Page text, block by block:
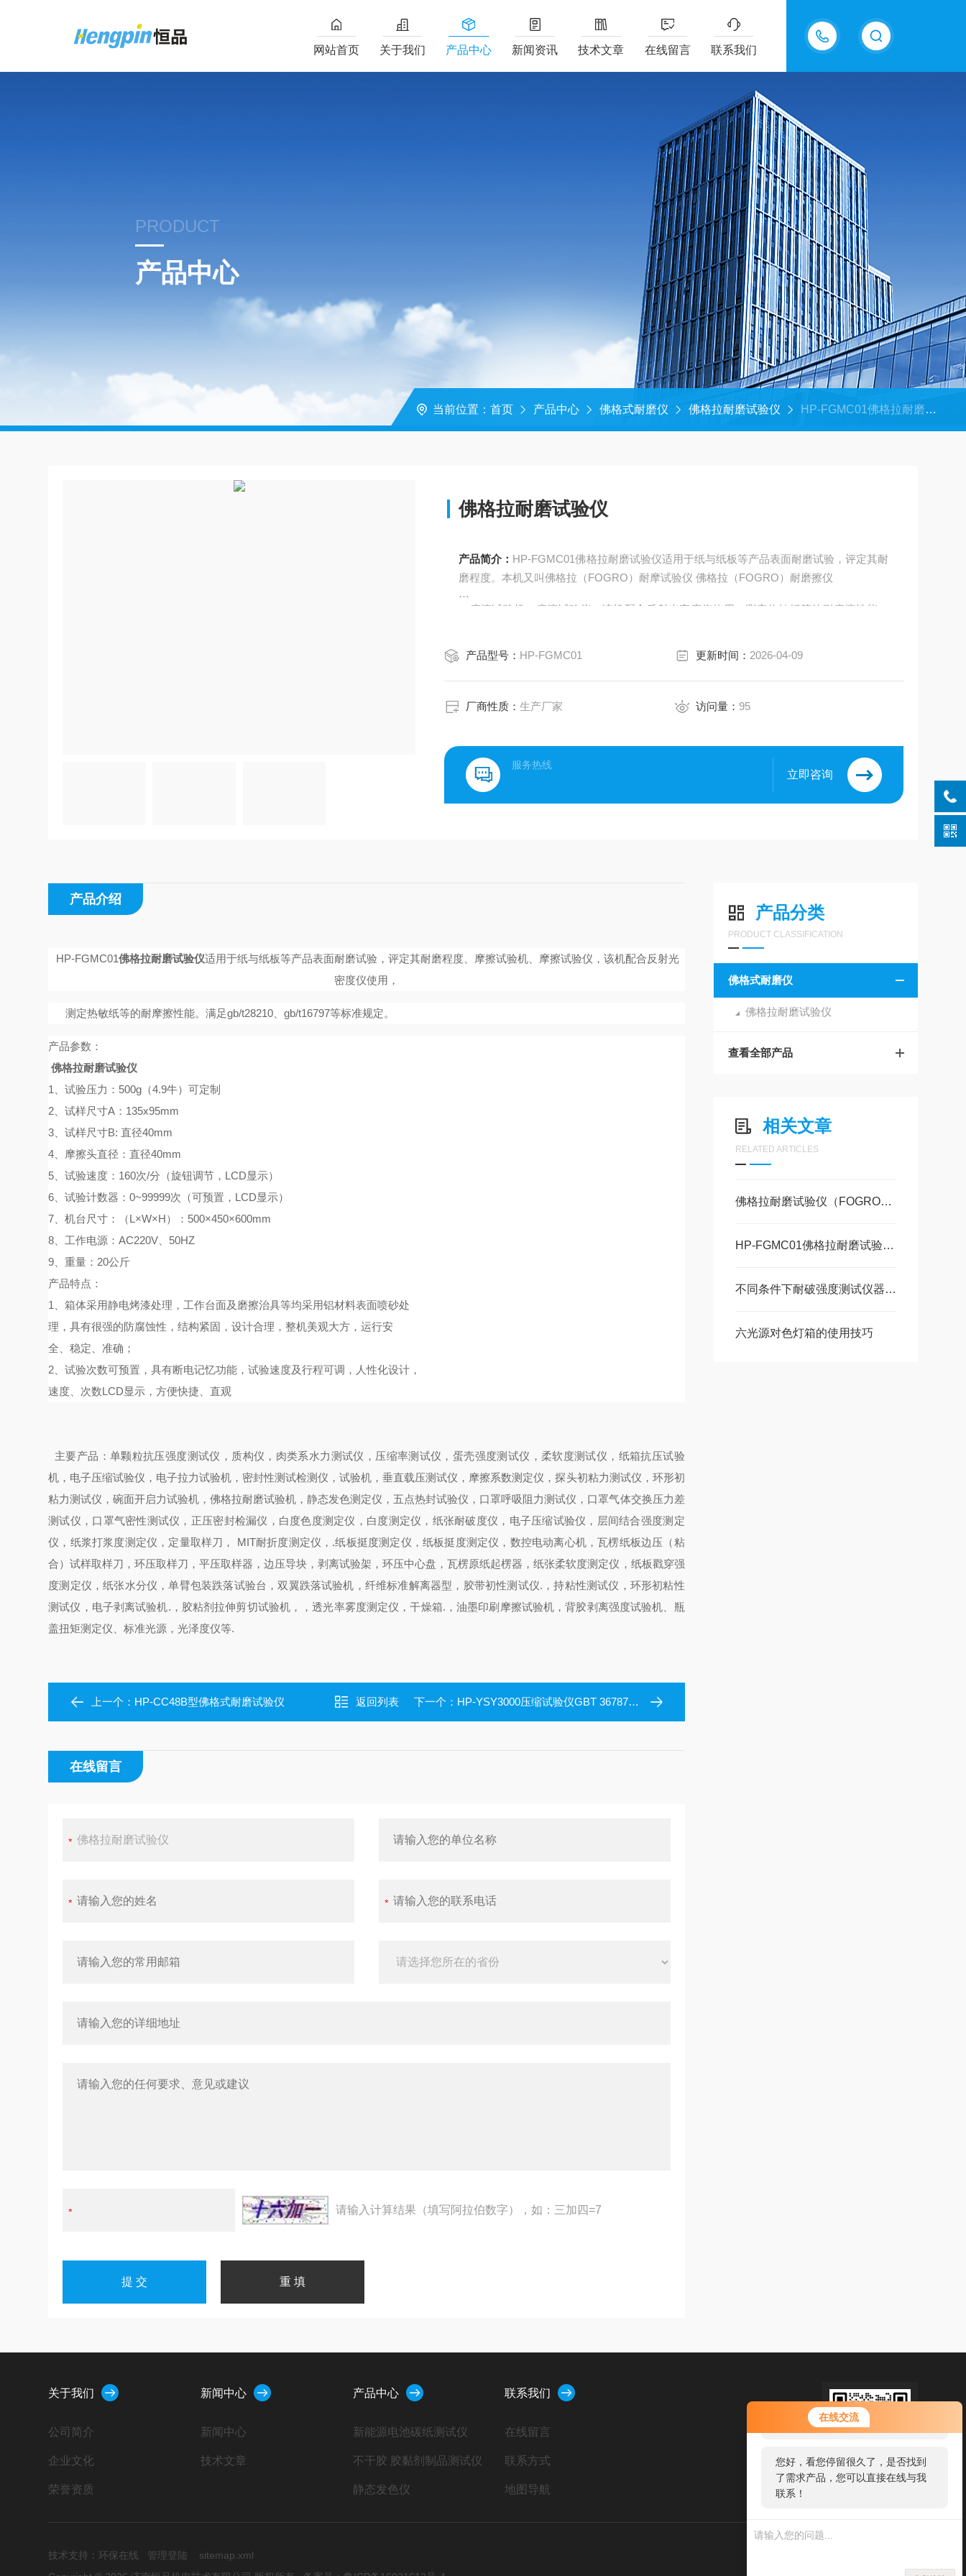
在线交流
您好！欢迎前来咨询，很高兴为您
服务，请问您要咨询什么问题呢？
您好，看您停留很久了，是否找到
了需求产品，您可以直接在线与我
联系！
13335155207
网站首页 关于我们 产品中心 新闻资讯 技术文章 在线留言 联系我们
PRODUCT
产品中心
当前位置： 首页 产品中心 佛格式耐磨仪 佛格拉耐磨试验仪 HP-FGMC01佛格拉耐磨试验仪
佛格拉耐磨试验仪
产品简介： HP-FGMC01佛格拉耐磨试验仪适用于纸与纸板等产品表面耐磨试验，评定其耐
磨程度。本机又叫佛格拉（FOGRO）耐摩试验仪 佛格拉（FOGRO）耐磨擦仪
、摩擦试验机、摩擦试验仪，该机配合反射光密度仪使用，测定热敏纸等的耐摩擦性能。
产品型号： HP-FGMC01 更新时间： 2026-04-09
厂商性质：生产厂家 访问量： 95
服务热线
立即咨询
产品分类
PRODUCT CLASSIFICATION
佛格式耐磨仪
佛格拉耐磨试验仪
查看全部产品
相关文章
RELATED ARTICLES
佛格拉耐磨试验仪（FOGRO）摩擦试验机符合gb/t28210
HP-FGMC01佛格拉耐磨试验仪-选购指南
不同条件下耐破强度测试仪器试验结果分析
六光源对色灯箱的使用技巧
产品介绍
HP-FGMC01佛格拉耐磨试验仪适用于纸与纸板等产品表面耐磨试验，评定其耐磨程度
摩擦试验机、摩擦试验仪，该机配合反射光
密度仪使用，
测 定热敏纸等的耐摩擦性能。满足gb/t28210、gb/t16797等标准规定。
产品参数：
佛格拉耐磨试验仪
1、试验压力：500g（4.9牛）可定制
2、试样尺寸A：135x95mm
3、试样尺寸B: 直径40mm
4、摩擦头直径：直径40mm
5、试验速度：160次/分（旋钮调节，LCD显示）
6、试验计数器：0~99999次（可预置，LCD显示）
7、机台尺寸：（L×W×H）：500×450×600mm
8、工作电源：AC220V、50HZ
9、重量：20公斤
产品特点：
1、箱体采用静电烤漆处理，工作台面及磨擦治具等均采用铝材料表面喷砂处
理，具有很强的防腐蚀性，结构紧固，设计合理，整机美观大方，运行安
全、稳定、准确；
2、试验次数可预置，具有断电记忆功能，试验速度及行程可调，人性化设计，
速度、次数LCD显示，方便快捷、直观
主要产品： 单颗粒抗压强度测试仪，质构仪，肉类系水力测试仪，压缩率测试仪，蛋壳强度测试仪，柔软度测试仪， 纸箱抗压试验
机，电子压缩试验仪，电子拉力试验机，密封性测试检测仪 ，试验机，垂直载压测试仪，摩擦系数测定仪，探头初粘力测试仪，环形初
粘力测试仪，碗面开启力试验机，佛格拉耐磨试验机，静态发色测定仪，五点热封试验仪，口罩呼吸阻力测试仪，口罩气体交换压力差
测试仪，口罩气密性测试仪，正压密封检漏仪， 白度色度测定仪，白度测定仪，纸张耐破度仪，电子压缩试验仪，层间结合强度测定
仪，纸浆打浆度测定仪，定量取样刀，
MIT耐折度测定仪， .纸板挺度测定仪，纸板挺度测定仪，数控电动离心机，瓦楞纸板边压（粘
合）试样取样刀，环压取样刀，平压取样器，边压导块，剥离试验架，环压中心盘，瓦楞原纸起楞器，纸张柔软度测定仪，纸板戳穿强
度测定仪，纸张水分仪，单臂包装跌落试验台，双翼跌落试验机，纤维标准解离器型，胶带初性测试仪. ，持粘性测试仪，环形初粘性
测试仪，电子剥离试验机. ，胶粘剂拉伸剪切试验机，，透光率雾度测定仪，干燥箱. ，油墨印刷摩擦试验机，背胶剥离强度试验机 、瓶
盖扭矩测定仪、标准光源，光泽度仪等.
上一个： HP-CC48B型佛格式耐磨试验仪 返回列表 下一个： HP-YSY3000压缩试验仪GBT 36787-2018
在线留言
请输入计算结果（填写阿拉伯数字），如：三加四=7
关于我们
公司简介
企业文化
荣誉资质
新闻中心
新闻中心
技术文章
产品中心
新能源电池碳纸测试仪
不干胶 胶黏剂制品测试仪
静态发色仪
联系我们
在线留言
联系方式
地图导航
扫码加微信
技术支持： 环保在线 管理登陆
sitemap.xml